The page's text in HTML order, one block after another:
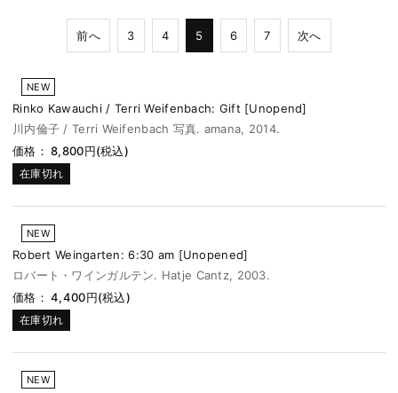
前へ 3 4 5 6 7 次へ
NEW
Rinko Kawauchi / Terri Weifenbach: Gift [Unopend]
川内倫子 / Terri Weifenbach 写真. amana, 2014.
価格： 8,800円(税込)
在庫切れ
NEW
Robert Weingarten: 6:30 am [Unopened]
ロバート・ワインガルテン. Hatje Cantz, 2003.
価格： 4,400円(税込)
在庫切れ
NEW